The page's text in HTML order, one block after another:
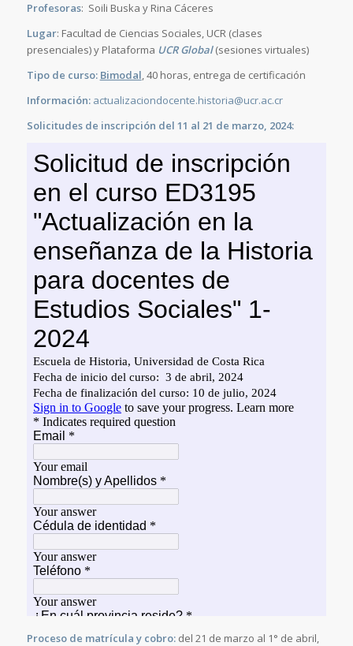
Profesoras: Soili Buska y Rina Cáceres
Lugar: Facultad de Ciencias Sociales, UCR (clases
presenciales) y Plataforma UCR Global(sesiones virtuales)
Tipo de curso: Bimodal, 40 horas, entrega de certificación
Información: actualizaciondocente.historia@ucr.ac.cr
Solicitudes de inscripción del 11 al 21 de marzo, 2024:
Proceso de matrícula y cobro:del 21 de marzo al 1° de abril,